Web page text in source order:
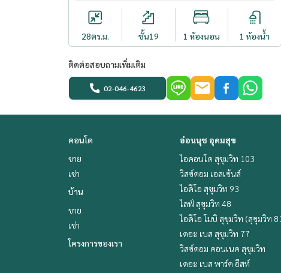
28ตร.ม. ชั้น19 1 ห้องนอน 1 ห้องน้ำ
ติดต่อสอบถามเพิ่มเติม
02-046-4623
คอนโด
ขาย
เช่า
บ้าน
ขาย
เช่า
โครงการของเรา
อ่อนนุช อุดมสุข
ไอคอนโด สุขุมวิท 103
วิสซ์ดอม เอสเซ้นส์
ไอดีโอ สุขุมวิท 93
ไลฟ์ สุขุมวิท 48
ไอดีโอ โมบิ สุขุมวิท (สุขุมวิท
เดอะ เบส สุขุมวิท 77
วิสซ์ดอม คอนเนค สุขุมวิท
เดอะ เบส พาร์ค อีสท์